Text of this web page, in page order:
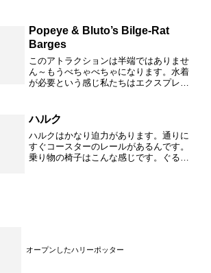
乗れるか？怖くないか？？と心配だった
りするこの門の横にこんな...
Popeye & Bluto’s Bilge-Rat
Barges
このアトラクションは半端ではありませ
ん～もうべちゃべちゃになります。水着
が必要という感じ私たちはエクスプレス
そんなもの着てなんでこんなものに乗る
のかな～という感じに思え...
ハルク
ハルクはかなり迫力があります。通りに
すぐコースターのレールがあるんです。
乗り物の椅子はこんな感じです。ぐるぐ
オープンしたハリーポッター